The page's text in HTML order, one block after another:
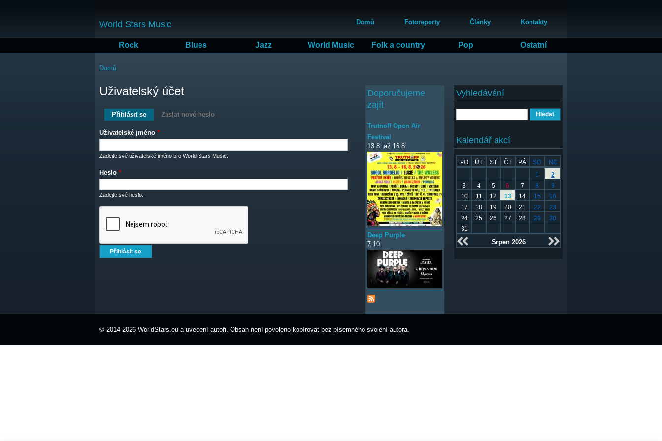
obsahu
World Stars Music Domů Fotoreporty Články Kontakty
Rock Blues Jazz World Music Folk a country Pop Ostatní
Jste zde
Domů
Uživatelský účet
Hlavní záložky
Přihlásit se (aktivní záložka)
Zaslat nové heslo
Uživatelské jméno *
Zadejte své uživatelské jméno pro World Stars Music.
Heslo *
Zadejte své heslo.
Vyhledávání
Kalendář akcí
PO ÚT ST ČT PÁ SO
NE
1
2
3
4 5 6 7 8
9
10
11 12 13 14 15
16
17
18 19 20 21 22
23
24
25 26 27 28 29
30
31
Srpen 2026
Doporučujeme
zajít
Trutnoff Open Air
Festival
13.8. až 16.8.
Deep Purple
7.10.
© 2014-2026 WorldStars.eu a uvedení autoři. Obsah není povoleno kopírovat bez písemného svolení autora.